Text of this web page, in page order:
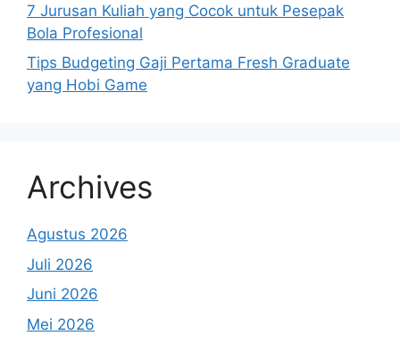
7 Jurusan Kuliah yang Cocok untuk Pesepak
Bola Profesional
Tips Budgeting Gaji Pertama Fresh Graduate
yang Hobi Game
Archives
Agustus 2026
Juli 2026
Juni 2026
Mei 2026